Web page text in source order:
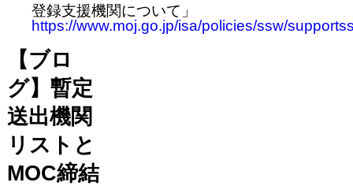
登録支援機関について」
https://www.moj.go.jp/isa/policies/ssw/
【ブロ
グ】暫定
送出機関
リストと
MOC締結